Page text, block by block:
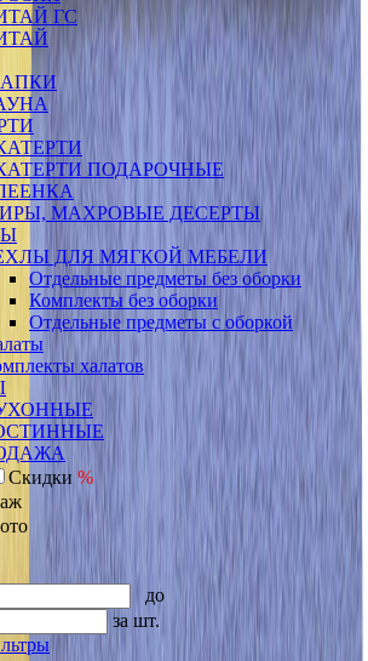
ГС
ПОДАРОЧНЫЕ
МАХРОВЫЕ ДЕСЕРТЫ
ДЛЯ МЯГКОЙ МЕБЕЛИ
Отдельные предметы без оборки
Комплекты без оборки
Отдельные предметы с оборкой
халатов
Скидки %
до
за шт.